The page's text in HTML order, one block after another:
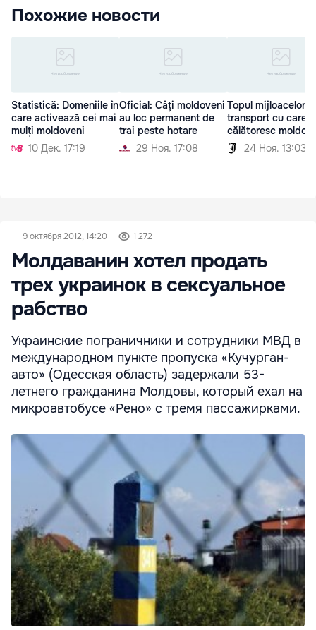
Похожие новости
Statistică: Domeniile în
care activează cei mai
mulți moldoveni
10 Дек. 17:19
Oficial: Câți moldoveni
au loc permanent de
trai peste hotare
29 Ноя. 17:08
Topul mijloacelor
transport cu care
călătoresc
24 Ноя. 13:03
9 октября 2012, 14:20 1 272
Молдаванин хотел продать
трех украинок в сексуальное
рабство
Украинские пограничники и сотрудники МВД в
международном пункте пропуска «Кучурган-
авто» (Одесская область) задержали 53-
летнего гражданина Молдовы, который ехал на
микроавтобусе «Рено» с тремя пассажирками.